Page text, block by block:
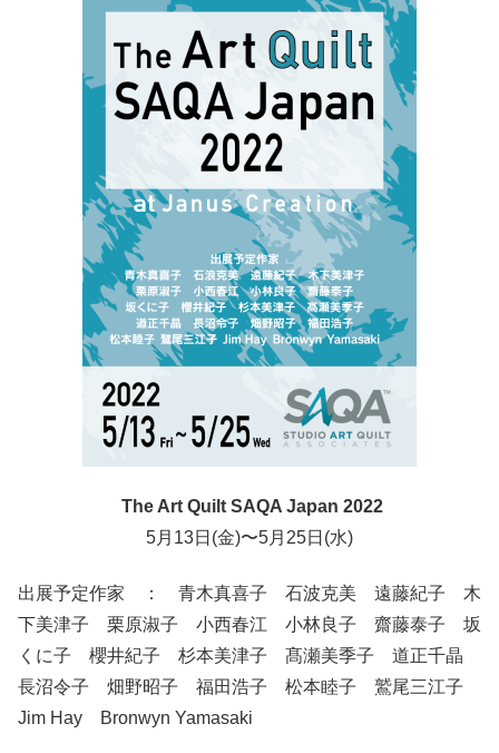
The Art Quilt SAQA Japan 2022
5月13日(金)〜5月25日(水)
出展予定作家 ： 青木真喜子 石波克美 遠藤紀子 木
下美津子 栗原淑子 小西春江 小林良子 齋藤泰子 坂
くに子 櫻井紀子 杉本美津子 髙瀬美季子 道正千晶
長沼令子 畑野昭子 福田浩子 松本睦子 鷲尾三江子
Jim Hay Bronwyn Yamasaki